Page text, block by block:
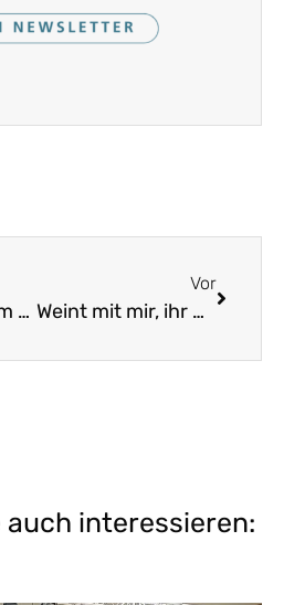
Steh ich an meim Fensterlein
Vor
Weint mit mir, ihr Gastwirt und ihr Bräuer
auch interessieren: